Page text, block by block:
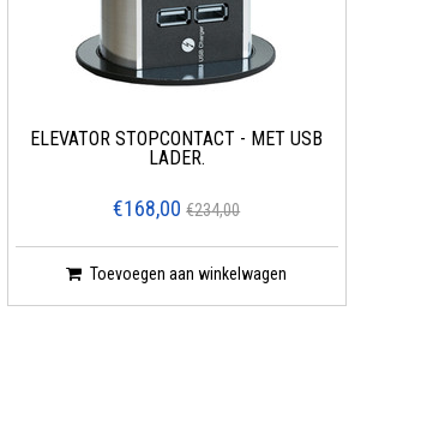
ELEVATOR STOPCONTACT - MET USB
LADER.
€168,00 €234,00
Toevoegen aan winkelwagen